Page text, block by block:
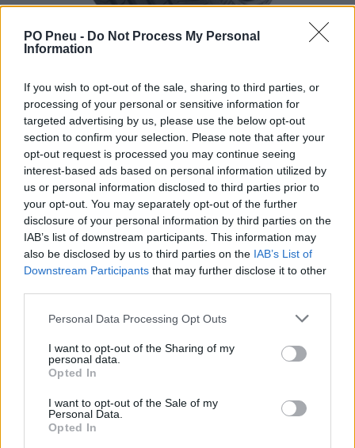
PO Pneu - Do Not Process My Personal
Information
If you wish to opt-out of the sale, sharing to third parties, or
processing of your personal or sensitive information for
targeted advertising by us, please use the below opt-out
section to confirm your selection. Please note that after your
opt-out request is processed you may continue seeing
interest-based ads based on personal information utilized by
us or personal information disclosed to third parties prior to
your opt-out. You may separately opt-out of the further
disclosure of your personal information by third parties on the
IAB’s list of downstream participants. This information may
also be disclosed by us to third parties on the IAB’s List of
Downstream Participants that may further disclose it to other
Personal Data Processing Opt Outs
I want to opt-out of the Sharing of my
personal data.
Opted In
I want to opt-out of the Sale of my
Personal Data.
Opted In
302,74 € 550,43 €
Tovar je skladom u dodávateľa a dostupný do 3-10 dní.
- +
Séria/Značka:
Continental
295 cm
Druh pneumatiky: